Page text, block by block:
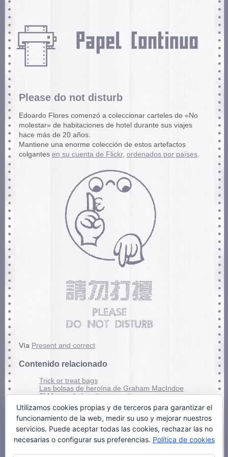
Please do not disturb
Edoardo Flores comenzó a coleccionar carteles de «No
molestar» de habitaciones de hotel durante sus viajes
hace más de 20 años.
Mantiene una enorme colección de estos artefactos
colgantes en su cuenta de Flickr, ordenados por países.
Vía Present and correct
Contenido relacionado
Trick or treat bags
Las bolsas de heroína de Graham MacIndoe
El Museo de la máscara anti gas
6 febrero, 2025 - 11:33 am
Clasificado en:Diseño. Puedes seguir los comentarios de esta entrada:
RSS 2.0.
Los comentarios y los Pings están cerrados.
Utilizamos cookies propias y de terceros para garantizar el
funcionamiento de la web, medir su uso y mejorar nuestros
servicios. Puede aceptar todas las cookies, rechazar las no
necesarias o configurar sus preferencias. Política de cookies